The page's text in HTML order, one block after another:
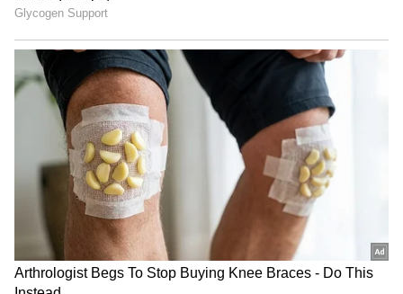
ಭಾರತದ ಮಾಜಿ ವಿದೇಶಾಂಗ ಕಾರ್ಯದರ್ಶಿ ಕನ್ವಲ್ ಸಿಬಲ್
ಮಾತನಾಡಿ, ‘ಭಾರತದ ಸಾರ್ವಭೌಮತೆಗೆ ಬೆದರಿಕೆ ಹಾಕಲು
ಬ್ರಿಟನ್‌ ಅಧಿಕಾರಿಗಳು, ಖಲಿಸ್ತಾನಿ ಉಗ್ರಗಾಮಿಗಳು ಮತ್ತು
ಬ್ರಿಟನ್‌ನಲ್ಲಿನ ಕಾರ್ಯಕರ್ತರನ್ನು ಬಹಳ ಹಿಂದಿನಿಂದಲೂ
ಪ್ರೋತ್ಸಾಹಿಸಿದ್ದಾರೆ’ ಎಂದಿದ್ದಾರೆ.